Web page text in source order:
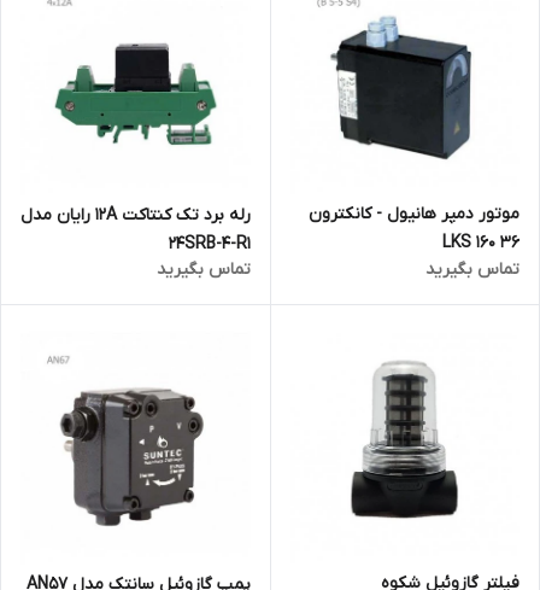
موتور دمپر هانیول - کانکترون
LKS 160 36
تماس بگیرید
رله برد تک کنتاکت 12A رایان مدل
24SRB-4-R1
تماس بگیرید
فیلتر گازوئیل شکوه پمپ گازوئیل سانتک مدل AN57